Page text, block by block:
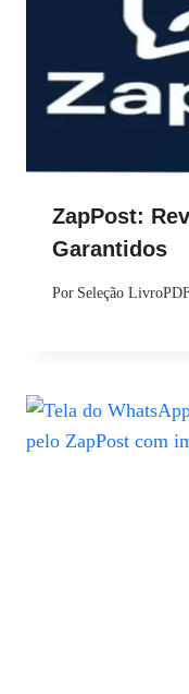
ZapPost:
Garantidos
Por Seleção